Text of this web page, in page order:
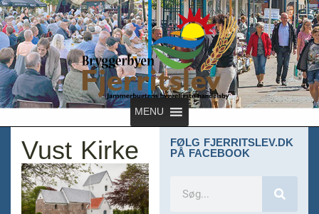
MENU
Vust Kirke FØLG FJERRITSLEV.DK
PÅ FACEBOOK